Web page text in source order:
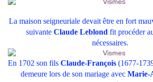
La maison seigneuriale devait être en fort
suivante Claude Leblond fit procéder
nécessaires.
En 1702 son fils Claude-François (1677-
demeure lors de son mariage avecMarie-